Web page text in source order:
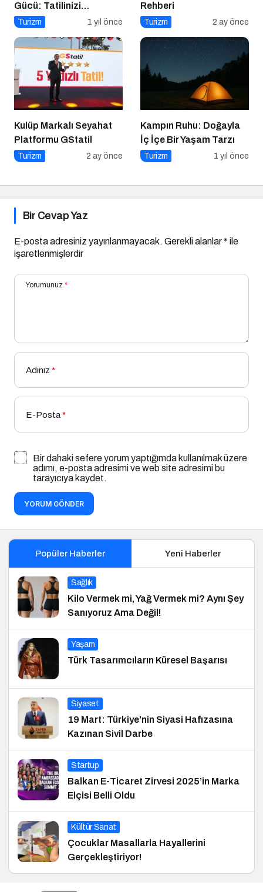
Gücü: Tatilinizi
Planlayın, Avantajları
Turizm 1 yıl önce
Rehberi
Turizm 2 ay önce
Kulüp Markalı Seyahat
Platformu GStatil
Turizm 2 ay önce
Kampın Ruhu: Doğayla
İç İçe Bir Yaşam Tarzı
Turizm 1 yıl önce
Bir Cevap Yaz
E-posta adresiniz yayınlanmayacak. Gerekli alanlar* ile
işaretlenmişlerdir
Yorumunuz *
Adınız *
E-Posta*
Bir dahaki sefere yorum yaptığımda kullanılmak üzere
adımı, e-posta adresimi ve web site adresimi bu
tarayıcıya kaydet.
YORUM GÖNDER
Popüler Haberler Yeni Haberler
Sağlık
Kilo Vermek mi, Yağ Vermek mi? Aynı Şey
Sanıyoruz Ama Değil!
Yaşam
Türk Tasarımcıların Küresel Başarısı
Siyaset
19 Mart: Türkiye’nin Siyasi Hafızasına
Kazınan Sivil Darbe
Startup
Balkan E-Ticaret Zirvesi 2025’in Marka
Elçisi Belli Oldu
Kültür Sanat
Çocuklar Masallarla Hayallerini
Gerçekleştiriyor!